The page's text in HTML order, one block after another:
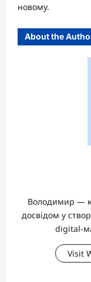
новому.
About the
Володимир —
досвідом у
digital-
Visit